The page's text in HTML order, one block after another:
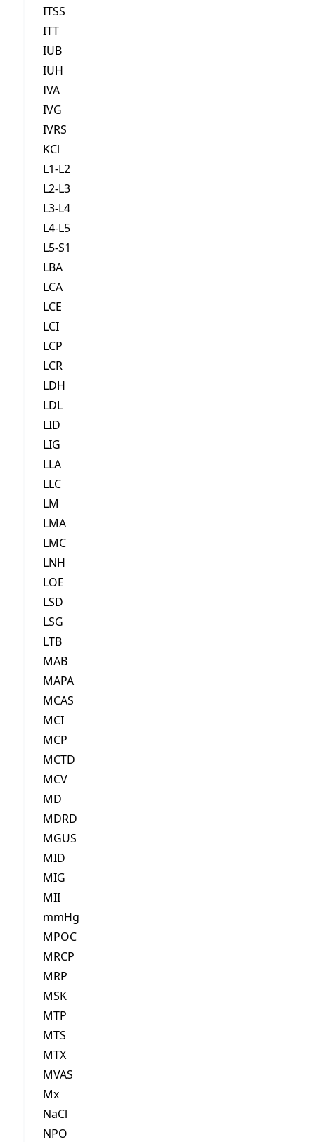
ITSS
ITT
IUB
IUH
IVA
IVG
IVRS
KCl
L1-L2
L2-L3
L3-L4
L4-L5
L5-S1
LBA
LCA
LCE
LCI
LCP
LCR
LDH
LDL
LID
LIG
LLA
LLC
LM
LMA
LMC
LNH
LOE
LSD
LSG
LTB
MAB
MAPA
MCAS
MCI
MCP
MCTD
MCV
MD
MDRD
MGUS
MID
MIG
MII
mmHg
MPOC
MRCP
MRP
MSK
MTP
MTS
MTX
MVAS
Mx
NaCl
NPO